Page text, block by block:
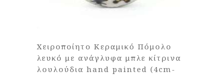
Χειροποίητο Κεραμικό Πόμολο
λευκό με ανάγλυφα μπλε κίτρινα
λουλούδια hand painted (4cm-